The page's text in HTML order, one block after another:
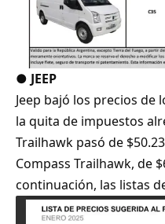
● JEEP
Jeep bajó los precios
la quita de impuestos
Trailhawk pasó de
Compass Trailhawk, de
continuación, las listas